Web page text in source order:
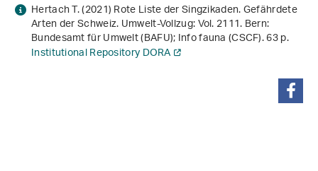
Hertach T. (2021)Rote Liste der Singzikaden. Gefährdete
Arten der Schweiz. Umwelt-Vollzug: Vol. 2111. Bern:
Bundesamt für Umwelt (BAFU); Info fauna (CSCF). 63 p.
Institutional Repository DORA